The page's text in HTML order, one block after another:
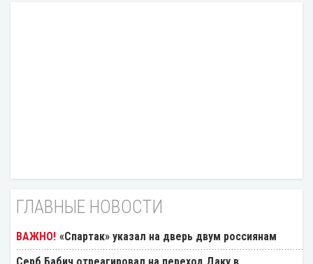
ГЛАВНЫЕ НОВОСТИ
«Спартак» указал на дверь двум россиянам